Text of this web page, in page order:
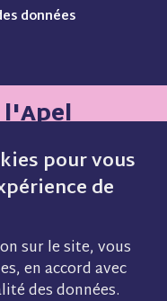
pour vous
de
sur le site, vous
en accord avec
des données.
données
pour
et